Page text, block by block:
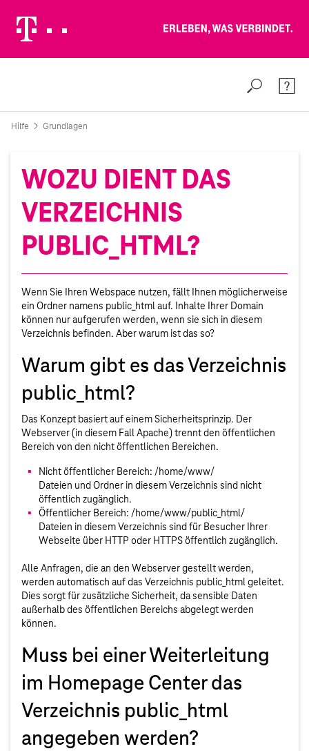
Suche
Hilfe Grundlagen
WOZU DIENT DAS
VERZEICHNIS
PUBLIC_HTML?
Wenn Sie Ihren Webspace nutzen, fällt Ihnen möglicherweise
ein Ordner namens public_html auf. Inhalte Ihrer Domain
können nur aufgerufen werden, wenn sie sich in diesem
Verzeichnis befinden. Aber warum ist das so?
Warum gibt es das Verzeichnis
public_html?
Das Konzept basiert auf einem Sicherheitsprinzip. Der
Webserver (in diesem Fall Apache) trennt den öffentlichen
Bereich von den nicht öffentlichen Bereichen.
Nicht öffentlicher Bereich: /home/www/
Dateien und Ordner in diesem Verzeichnis sind nicht
öffentlich zugänglich.
Öffentlicher Bereich: /home/www/public_html/
Dateien in diesem Verzeichnis sind für Besucher Ihrer
Webseite über HTTP oder HTTPS öffentlich zugänglich.
Alle Anfragen, die an den Webserver gestellt werden,
werden automatisch auf das Verzeichnis public_html geleitet.
Dies sorgt für zusätzliche Sicherheit, da sensible Daten
außerhalb des öffentlichen Bereichs abgelegt werden
können.
Muss bei einer Weiterleitung
im Homepage Center das
Verzeichnis public_html
angegeben werden?